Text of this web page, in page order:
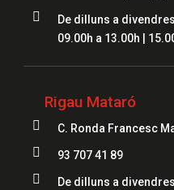

De dilluns a divendres
09.00h a 13.00h |
Rigau Mataró
 C. Ronda Francesc
 93 707 41 89

De dilluns a divendres